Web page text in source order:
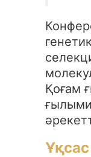
Қоғам